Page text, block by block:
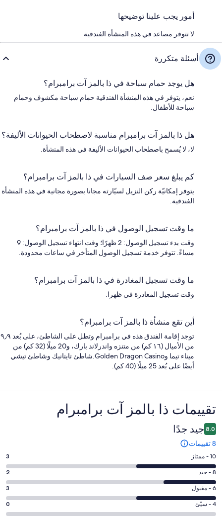
أمور يجب علينا توضيحها
لا تتوفر مصاعد في هذه المنشأة الفندقية
أسئلة متكررة
هل يوجد حمام سباحة في ذا بالمز آت برامبرام؟
نعم، يتوفر في هذه المنشأة الفندقية حمام سباحة مكشوف وحمام
سباحة للأطفال.
هل ذا بالمز آت برامبرام مناسبة لاصطحاب الحيوانات الأليفة؟
لا، لا يُسمح باصطحاب الحيوانات الأليفة في هذه المنشأة.
كم يبلغ سعر صف السيارات في ذا بالمز آت برامبرام؟
يتوفر إمكانيّة ركن النزيل لسيّارته مجانا بصورة مجانية في هذه المنشأة
الفندقية.
ما وقت تسجيل الوصول في ذا بالمز آت برامبرام؟
وقت بدء تسجيل الوصول: 2 ظهرًا؛ وقت انتهاء تسجيل الوصول: 9
مساءً. تتوفر خدمة تسجيل الوصول المتأخر في ساعات محدودة.
ما وقت تسجيل المغادرة في ذا بالمز آت برامبرام؟
وقت تسجيل المغادرة في ظهرا.
أين تقع منشأة ذا بالمز آت برامبرام؟
توجد إقامة الفندق هذه في برامبرام وتطل على الشاطئ، على بُعد ٩٫٩
من الأميال (١٦ كم) من متنزه واندرلاند بارك، و20 ميلًا (32 كم) من
ميناء تيما وGolden Dragon Casino.شاطئ تايتانيك وشاطئ تيشي
أيضًا على بُعد 25 ميلًا (40 كم).
التقييمات
تقييمات ⁦ذا بالمز آت برامبرام⁩
8.0 جيد جدًا
8 تقييمات
درجة
التصنيف
10
-
ممتاز.
3
10 - ممتاز 3
درجة
التصنيف
8
-
جيد.
8 - جيد 2
درجة
التصنيف
6
6 - مقبول 3
درجة
4 - سيّئ 0